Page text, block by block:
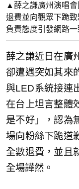
▲薛之謙廣州演唱
退費並向觀眾下跪
負責態度引發網路
薛之謙近日在廣
卻遭遇突如其來
與LED系統接連
在台上坦言整體
是不好」，認為
場向粉絲下跪道
全數退費，並且
全場譁然。